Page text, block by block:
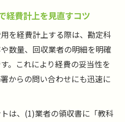
経費計上を見直すコツ
を経費計上する際は、勘定科
数量、回収業者の明細を明確
。これにより経費の妥当性を
からの問い合わせにも迅速に
は、(1)業者の領収書に「教科